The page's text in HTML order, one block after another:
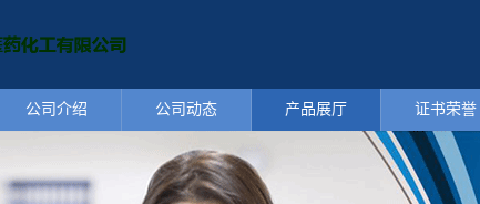
公司介绍 公司动态 产品展厅 证书荣誉